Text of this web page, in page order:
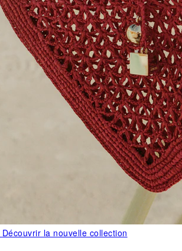
Découvrir la nouvelle collection